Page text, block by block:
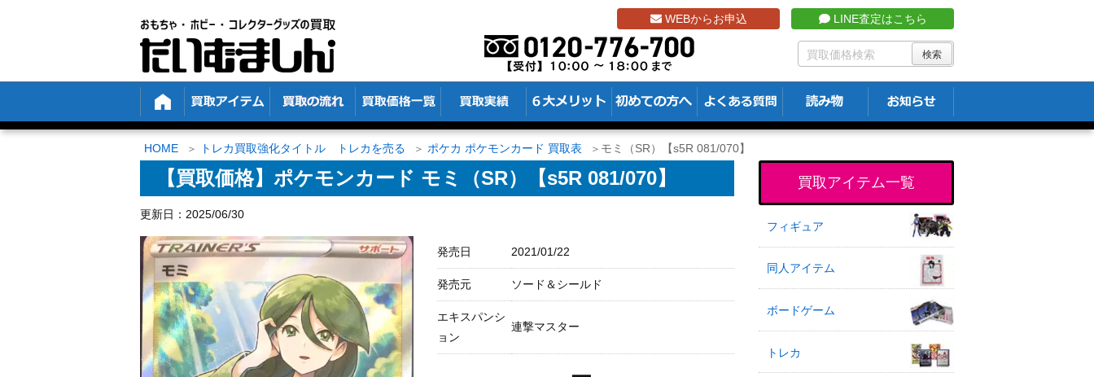
WEBからお申込 LINE査定はこちら
HOME トレカ買取強化タイトル トレカを売る ポケカ ポケモンカード 買取表 モミ（SR）【s5R 081/070】
【買取価格】ポケモンカード モミ（SR）【s5R 081/070】
更新日：2025/06/30
発売日 2021/01/22
発売元 ソード＆シールド
エキスパンシ
ョン
連撃マスター
買取アイテム一覧
フィギュア
同人アイテム
ボードゲーム
トレカ